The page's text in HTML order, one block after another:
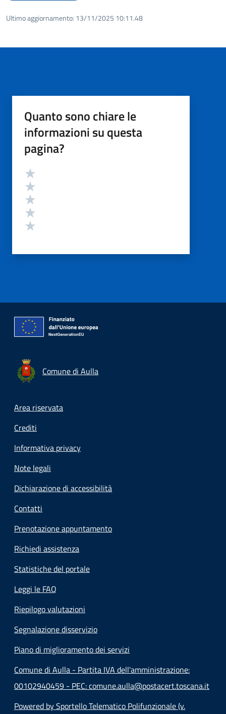
Ultimo aggiornamento: 13/11/2025 10:11.48
Quanto sono chiare le
informazioni su questa
pagina?
Valutazione
Comune di Aulla
Footer menu
Area riservata
Crediti
Informativa privacy
Note legali
Dichiarazione di accessibilità
Contatti
Prenotazione appuntamento
Richiedi assistenza
Statistiche del portale
Leggi le FAQ
Riepilogo valutazioni
Segnalazione disservizio
Piano di miglioramento dei servizi
Comune di Aulla - Partita IVA dell'amministrazione:
00102940459 - PEC: comune.aulla@postacert.toscana.it
Powered by Sportello Telematico Polifunzionale (v.